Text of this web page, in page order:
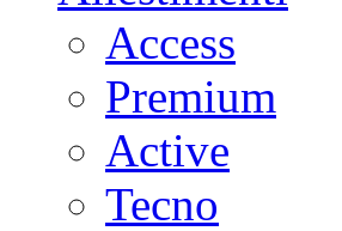
Access
Premium
Active
Tecno